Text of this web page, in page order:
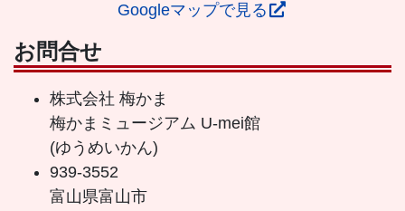
Googleマップで見る
お問合せ
株式会社 梅かま
梅かまミュージアム U-mei館
(ゆうめいかん)
939-3552
富山県富山市